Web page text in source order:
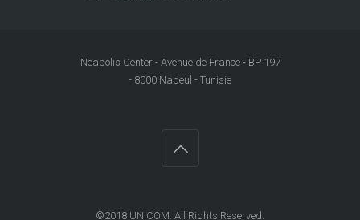
Neapolis Center - Avenue de France - BP 197
- 8000 Nabeul - Tunisie
©2018 UNICOM. All Rights Reserved.